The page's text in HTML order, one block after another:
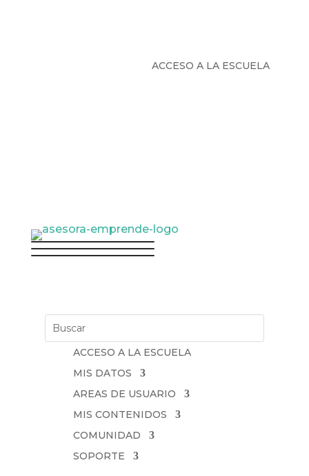
ACCESO A LA ESCUELA
ACCESO A LA ESCUELA
MIS DATOS
AREAS DE USUARIO
MIS CONTENIDOS
COMUNIDAD
SOPORTE